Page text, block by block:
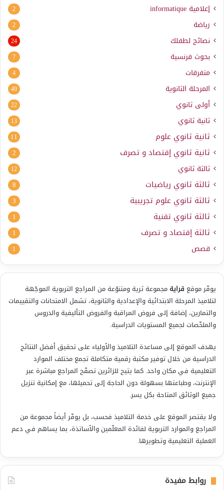
إعلامية informatique
2
رياضة 2
نصائح لطفلك 24
بحوث فرنسية 7
متفرقات 4
المرحلة الثانوية 49
أولى ثانوي 22
ثانية ثانوي 13
ثانية ثانوي علوم 11
ثانية ثانوي إقتصاد و تصرف 2
ثالثة ثانوي 12
ثالثة ثانوي رياضيات 8
ثالثة ثانوي علوم تجريبية 3
ثالثة ثانوي تقنية 1
ثالثة إقتصاد و تصرف 1
قصص 1
يوفّر موقع قرايةمجموعة ثرية ومتنوّعة من المراجع التربوية الموجّهة
لتلاميذ المرحلة الابتدائية والإعدادية والثانوية، تشمل الامتحانات والتقييمات
والتمارين، إضافة إلى فروض المراقبة والفروض التأليفية والدروس
والملخّصات لجميع المستويات الدراسية.
يهدف الموقع إلى مساعدة التلاميذ والأولياء على تحقيق أفضل النتائج
الدراسية من خلال توفير مكتبة رقمية متكاملة تجمع مختلف الموارد
التعليمية في مكان واحد. كما يتيح للزائرين تصفّح المراجع مباشرة عبر
الإنترنت، وطباعتها بسهولة دون الحاجة إلى تحميلها، مع إمكانية تنزيل
جميع الوثائق المتاحة بكل يسر.
ولا يقتصر الموقع على خدمة التلاميذ فحسب، بل يوفّر أيضاً مجموعة من
المراجع والموارد التربوية لفائدة المعلّمين والأساتذة، بما يساهم في دعم
العملية التعليمية وتطويرها.
روابط مفيدة